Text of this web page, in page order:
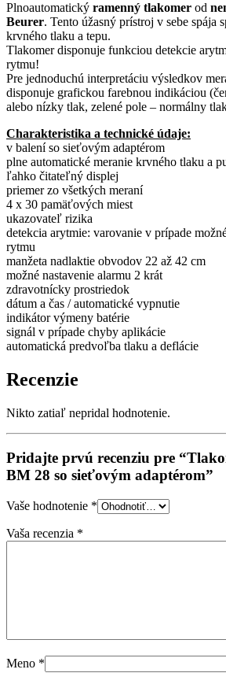
Plnoautomatický ramenný tlakomer od
Beurer. Tento úžasný prístroj v sebe spája
krvného tlaku a tepu.
Tlakomer disponuje funkciou detekcie
rytmu!
Pre jednoduchú interpretáciu výsledkov
disponuje grafickou farebnou indikáciou
alebo nízky tlak, zelené pole – normálny
Charakteristika a technické údaje:
v balení so sieťovým adaptérom
plne automatické meranie krvného tlaku a
ľahko čitateľný displej
priemer zo všetkých meraní
4 x 30 pamäťových miest
ukazovateľ rizika
detekcia arytmie: varovanie v prípade
rytmu
manžeta nadlaktie obvodov 22 až 42 cm
možné nastavenie alarmu 2 krát
zdravotnícky prostriedok
dátum a čas / automatické vypnutie
indikátor výmeny batérie
signál v prípade chyby aplikácie
automatická predvoľba tlaku a deflácie
Recenzie
Nikto zatiaľ nepridal hodnotenie.
Pridajte prvú recenziu pre
BM 28 so sieťovým adaptérom”
Vaše hodnotenie *
Vaša recenzia *
Meno *